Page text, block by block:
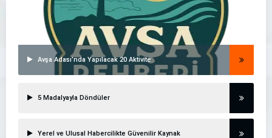
Avşa Adası’nda Yapılacak 20 Aktivite
5 Madalyayla Döndüler
Yerel ve Ulusal Habercilikte Güvenilir Kaynak